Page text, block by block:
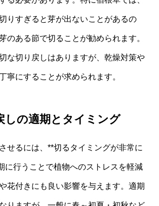
りすぎると芽が出ないことがあるの
のある節で切ることが勧められます。
な切り戻しはありますが、乾燥対策や
寧にすることが求められます。
しの適期とタイミング
せるには、**切るタイミングが非常に
に行うことで植物へのストレスを軽減
花付きにも良い影響を与えます。適期